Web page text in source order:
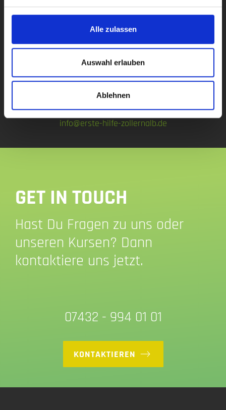
Alle zulassen
Auswahl erlauben
Ablehnen
STEPHANIE STEIDLE
VERWALTUNG
info@erste-hilfe-zollernalb.de
GET IN TOUCH
Hast Du Fragen zu uns oder
unseren Kursen? Dann
kontaktiere uns jetzt.
07432 - 994 01 01
KONTAKTIEREN